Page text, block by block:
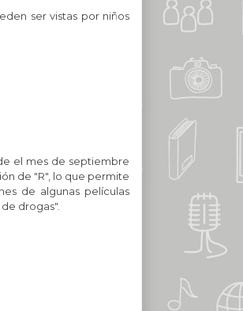
ser vistas por niños
el mes de septiembre
de "R", lo que permite
de algunas películas
drogas".